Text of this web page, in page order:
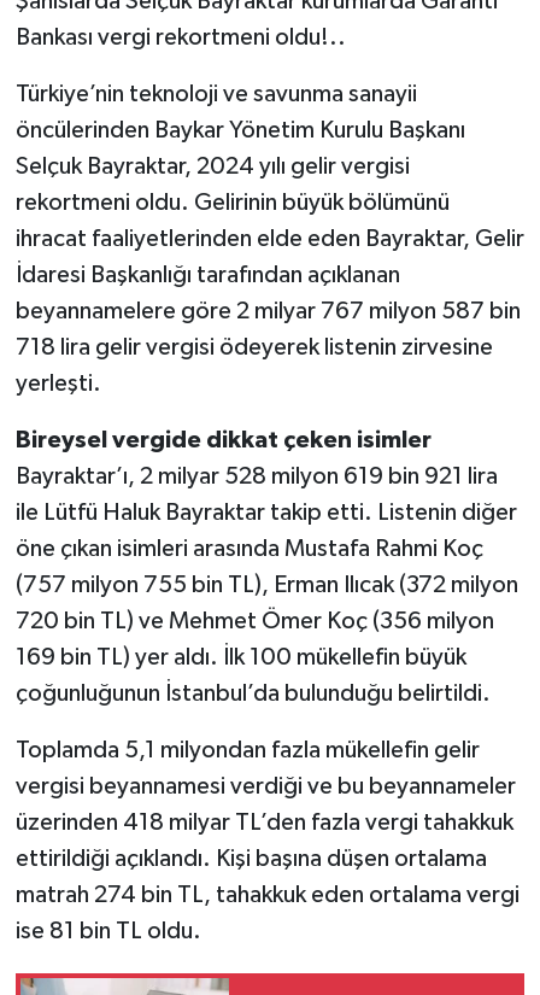
Bankası vergi rekortmeni oldu!..
Türkiye’nin teknoloji ve savunma sanayii
öncülerinden Baykar Yönetim Kurulu Başkanı
Selçuk Bayraktar, 2024 yılı gelir vergisi
rekortmeni oldu. Gelirinin büyük bölümünü
ihracat faaliyetlerinden elde eden Bayraktar, Gelir
İdaresi Başkanlığı tarafından açıklanan
beyannamelere göre 2 milyar 767 milyon 587 bin
718 lira gelir vergisi ödeyerek listenin zirvesine
yerleşti.
Bireysel vergide dikkat çeken isimler
Bayraktar’ı, 2 milyar 528 milyon 619 bin 921 lira
ile Lütfü Haluk Bayraktar takip etti. Listenin diğer
öne çıkan isimleri arasında Mustafa Rahmi Koç
(757 milyon 755 bin TL), Erman Ilıcak (372 milyon
720 bin TL) ve Mehmet Ömer Koç (356 milyon
169 bin TL) yer aldı. İlk 100 mükellefin büyük
çoğunluğunun İstanbul’da bulunduğu belirtildi.
Toplamda 5,1 milyondan fazla mükellefin gelir
vergisi beyannamesi verdiği ve bu beyannameler
üzerinden 418 milyar TL’den fazla vergi tahakkuk
ettirildiği açıklandı. Kişi başına düşen ortalama
matrah 274 bin TL, tahakkuk eden ortalama vergi
ise 81 bin TL oldu.